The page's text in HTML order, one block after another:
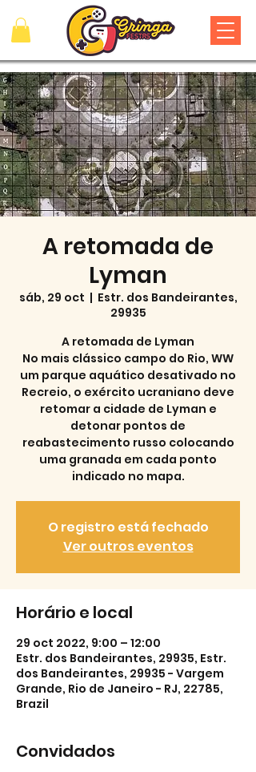
A retomada de
Lyman
sáb, 29 oct
  |
Estr. dos Bandeirantes,
29935
A retomada de Lyman
No mais clássico campo do Rio, WW
um parque aquático desativado no
Recreio, o exército ucraniano deve
retomar a cidade de Lyman e
detonar pontos de
reabastecimento russo colocando
uma granada em cada ponto
indicado no mapa.
O registro está fechado
Ver outros eventos
Horário e local
29 oct 2022, 9:00 – 12:00
Estr. dos Bandeirantes, 29935, Estr.
dos Bandeirantes, 29935 - Vargem
Grande, Rio de Janeiro - RJ, 22785,
Brazil
Convidados